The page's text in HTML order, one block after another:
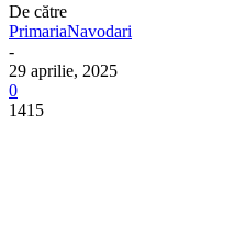
De către
PrimariaNavodari
-
29 aprilie, 2025
0
1415